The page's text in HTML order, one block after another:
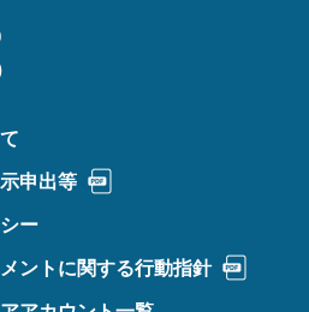
申出等
ー
ントに関する行動指針